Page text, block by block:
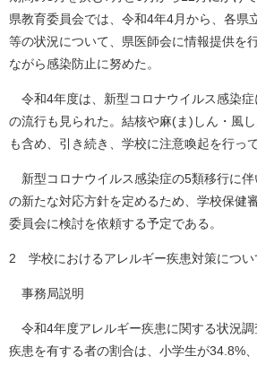
県教育委員会では、令和4年4月から、各県
等の状況について、県医師会に情報提供を
ながら感染防止に努めた。
令和4年度は、新型コロナウイルス感染
の流行も見られた。結核や麻(ま)しん・風
も含め、引き続き、学校に注意喚起を行っ
新型コロナウイルス感染症の5類移行に
の新たな対応方針を定めるため、学校保健
委員会に検討を依頼する予定である。
2 学校におけるアレルギー疾患対策につい
事務局説明
令和4年度アレルギー疾患に関する状況
疾患を有する者の割合は、小学生が34.8%